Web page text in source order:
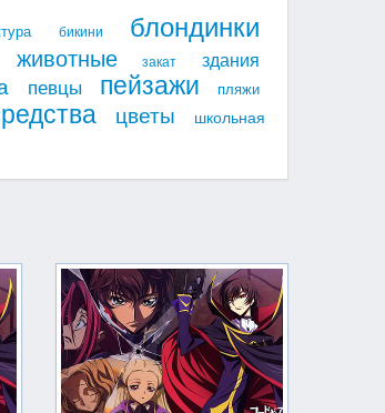
бикини блондинки
животные закат здания
певцы пейзажи пляжи
цветы
школьная